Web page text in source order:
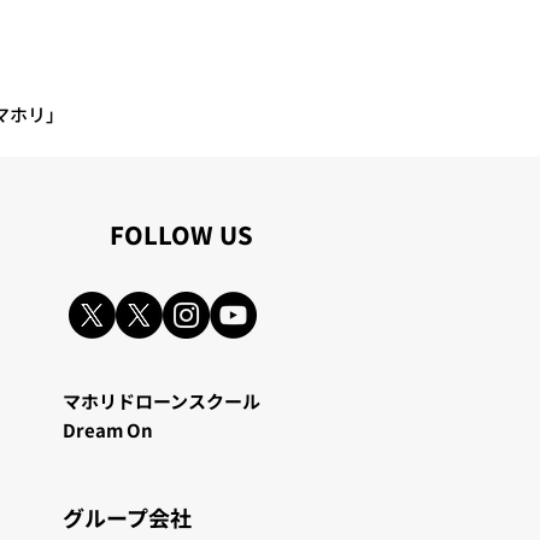
リ」
​FOLLOW US
マホリドローンスクール
Dream On
グループ会社